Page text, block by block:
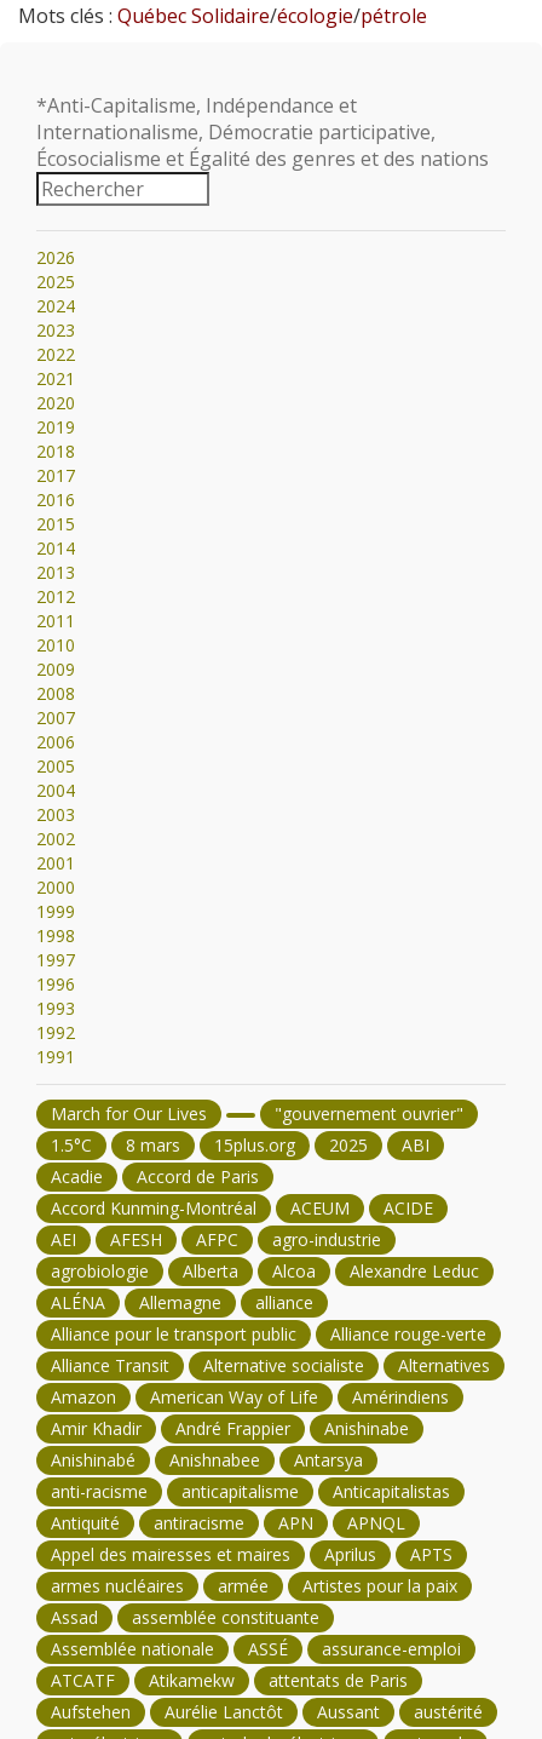
Mots clés : Québec Solidaire/écologie/pétrole
*Anti-Capitalisme, Indépendance et
Internationalisme, Démocratie participative,
Écosocialisme et Égalité des genres et des nations
2026
2025
2024
2023
2022
2021
2020
2019
2018
2017
2016
2015
2014
2013
2012
2011
2010
2009
2008
2007
2006
2005
2004
2003
2002
2001
2000
1999
1998
1997
1996
1993
1992
1991
March for Our Lives
"gouvernement ouvrier"
1.5°C
8 mars 15plus.org 2025
ABI
Acadie
Accord de Paris
Accord Kunming-Montréal
ACEUM
ACIDE
AEI
AFESH AFPC
agro-industrie
agrobiologie
Alberta Alcoa
Alexandre Leduc
ALÉNA
Allemagne
alliance
Alliance pour le transport public
Alliance rouge-verte
Alliance Transit
Alternative socialiste
Alternatives
Amazon
American Way of Life
Amérindiens
Amir Khadir
André Frappier
Anishinabe
Anishinabé
Anishnabee
Antarsya
anti-racisme
anticapitalisme
Anticapitalistas
Antiquité
antiracisme APN
APNQL
Appel des mairesses et maires
Aprilus
APTS
armes nucléaires
armée
Artistes pour la paix
Assad
assemblée constituante
Assemblée nationale
ASSÉ
assurance-emploi
ATCATF
Atikamekw
attentats de Paris
Aufstehen
Aurélie Lanctôt Aussant
austérité